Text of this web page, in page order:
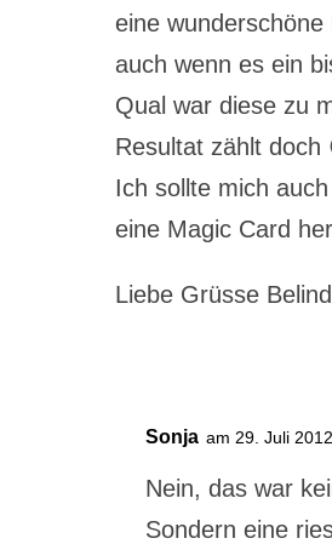
eine wunderschöne
auch wenn es ein
Qual war diese zu
Resultat zählt doch
Ich sollte mich
eine Magic Card
Liebe Grüsse
Sonja am 29. Juli
Nein, das war
Sondern eine